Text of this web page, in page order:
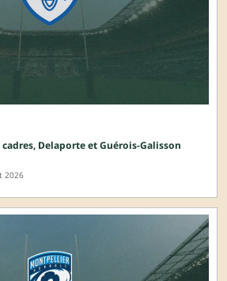
Delaporte et Guérois-Galisson
2026